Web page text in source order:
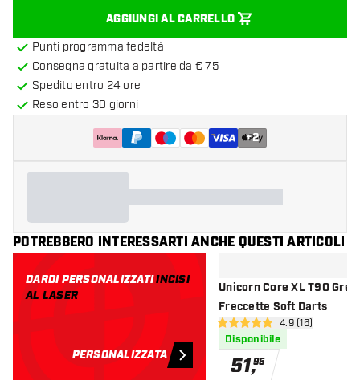
AGGIUNGI AL CARRELLO
Punti programma fedeltà
Consegna gratuita a partire da € 75
Spedito entro 24 ore
Reso entro 30 giorni
+2
POTREBBERO INTERESSARTI ANCHE QUESTI ARTICOLI
DARDI PERSONALIZZATIINCISI
AL LASER
PERSONALIZZATA
Unicorn Core XL T90
Freccette Soft Darts
apri pannello
4.9 stelle di valutazione
4.9 (16)
Disponibile
51,95